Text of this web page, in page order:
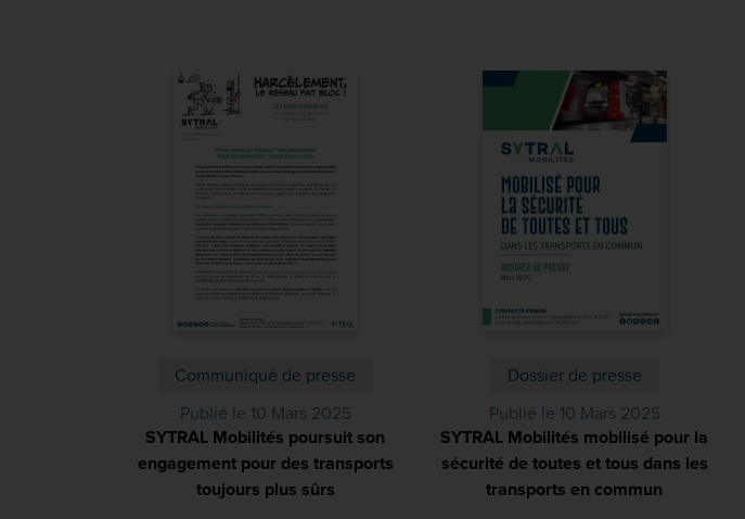
Communiqué de presse
Publié le 10 Mars 2025
SYTRAL Mobilités poursuit son
engagement pour des transports
toujours plus sûrs
Dossier de presse
Publié le 10 Mars 2025
SYTRAL Mobilités mobilisé pour la
sécurité de toutes et tous dans les
transports en commun